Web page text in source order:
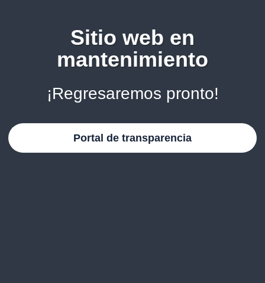
Sitio web en
mantenimiento
¡Regresaremos pronto!
Portal de transparencia